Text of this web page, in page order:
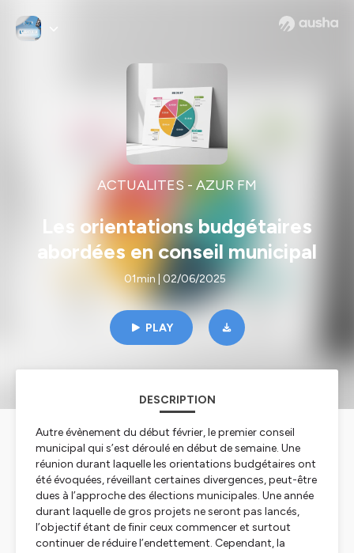
ACTUALITES - AZUR FM
Les orientations budgétaires
abordées en conseil municipal
01min | 02/06/2025
PLAY
DESCRIPTION
Autre évènement du début février, le premier conseil
municipal qui s’est déroulé en début de semaine. Une
réunion durant laquelle les orientations budgétaires ont
été évoquées, réveillant certaines divergences, peut-être
dues à l’approche des élections municipales. Une année
durant laquelle de gros projets ne seront pas lancés,
l’objectif étant de finir ceux commencer et surtout
continuer de réduire l’endettement. Cependant, la